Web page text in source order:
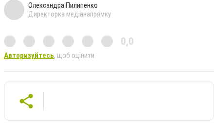
Олександра Пилипенко
Директорка медіанапрямку
0,0
Авторизуйтесь, щоб оцінити